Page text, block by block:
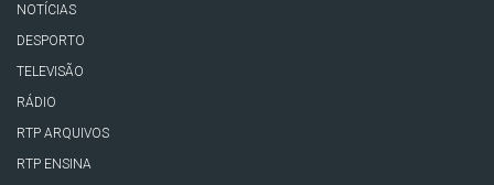
NOTÍCIAS
DESPORTO
TELEVISÃO
RÁDIO
RTP ARQUIVOS
RTP ENSINA